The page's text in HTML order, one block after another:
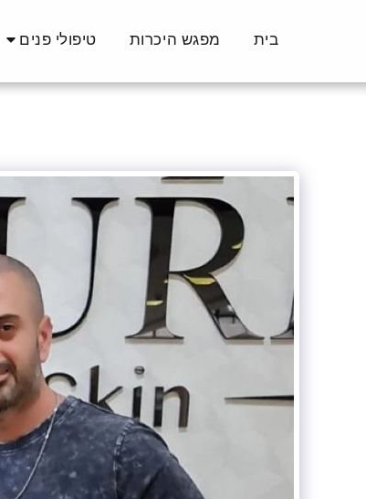
בית מפגש היכרות טיפולי פנים